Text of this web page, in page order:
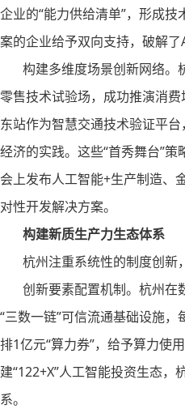
企业的“能力供给清单”，形成
案的企业给予双向支持，破解
构建多维度场景创新网络。
零售技术试验场，成功推演消
东站作为智慧交通技术验证平
经济的实践。这些“首秀舞台”
会上发布人工智能+生产制造、
对性开发解决方案。
构建新质生产力生态体系
杭州注重系统性的制度创新
创新要素配置机制。杭州在
“三数一链”可信流通基础设施
排1亿元“算力券”，给予算力使
建“122+X”人工智能投资生态
系。